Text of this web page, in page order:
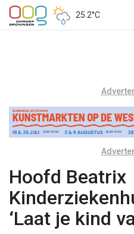
25.2°C
Hoofd Beatrix
‘Laat je kind